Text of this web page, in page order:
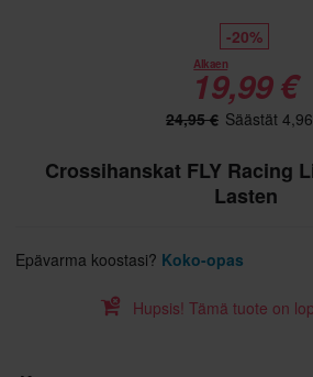
-20%
Alkaen
19,99 €
24,95 € Säästät
Crossihanskat FLY Racing
Lasten
Epävarma koostasi? Koko-opas
Hupsis! Tämä tuote on